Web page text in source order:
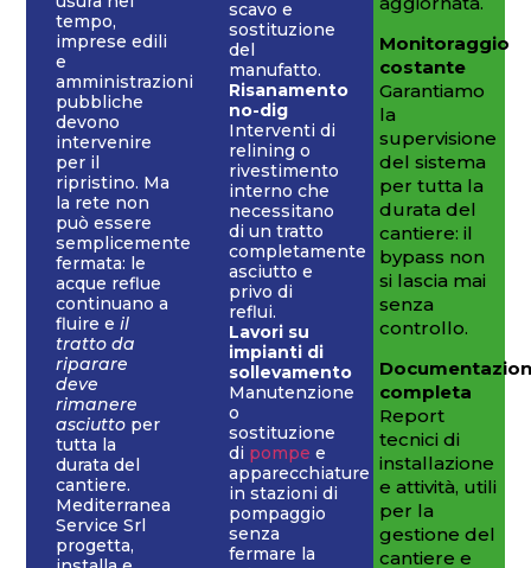
Monitoraggio
costante
Garantiamo
la
supervisione
del sistema
per tutta la
durata del
cantiere: il
bypass non
si lascia mai
senza
controllo.
completa
Report
tecnici di
installazione
e attività, utili
per la
gestione del
cantiere e
tempo,
imprese edili
e
amministrazioni
pubbliche
devono
intervenire
per il
ripristino. Ma
la rete non
può essere
semplicemente
fermata: le
acque reflue
continuano a
fluire e il
tratto da
riparare
deve
rimanere
asciuttoper
tutta la
durata del
cantiere.
Mediterranea
Service Srl
progetta,
scavo e
sostituzione
del
manufatto.
Risanamento
no-dig
Interventi di
relining o
rivestimento
interno che
necessitano
di un tratto
completamente
asciutto e
privo di
reflui.
Lavori su
impianti di
sollevamento
Manutenzione
o
sostituzione
di pompe e
apparecchiature
in stazioni di
pompaggio
senza
fermare la